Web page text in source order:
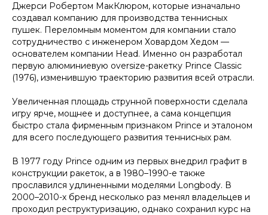
Джерси Робертом МакКлюром, которые изначально
создавал компанию для производства теннисных
пушек. Переломным моментом для компании стало
сотрудничество с инженером Ховардом Хедом —
основателем компании Head. Именно он разработал
первую алюминиевую oversize-ракетку Prince Classic
(1976), изменившую траекторию развития всей отрасли.
Увеличенная площадь струнной поверхности сделала
игру ярче, мощнее и доступнее, а сама концепция
быстро стала фирменным признаком Prince и эталоном
для всего последующего развития теннисных рам.
В 1977 году Prince одним из первых внедрил графит в
конструкции ракеток, а в 1980–1990-е также
прославился удлиненными моделями Longbody. В
2000–2010-х бренд несколько раз менял владельцев и
проходил реструктуризацию, однако сохранил курс на